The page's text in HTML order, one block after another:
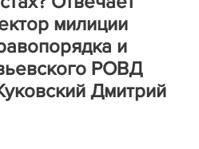
милиции
и
РОВД
Дмитрий